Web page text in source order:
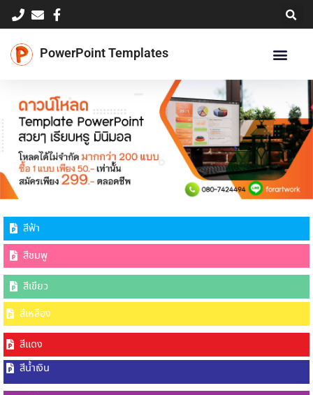
content
PowerPoint Templates
สีฟ้า
สีชมพู
สีเขียว
สีเหลือง
สีแดง
สีน้ำเงิน